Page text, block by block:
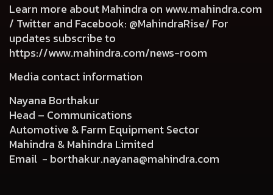
Learn more about Mahindra on www.mahindra.com
/ Twitter and Facebook: @MahindraRise/ For
updates subscribe to
https://www.mahindra.com/news-room
Media contact information
Nayana Borthakur
Head – Communications
Automotive & Farm Equipment Sector
Mahindra & Mahindra Limited
Email - borthakur.nayana@mahindra.com